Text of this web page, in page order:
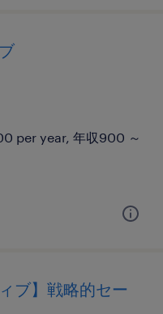
per year, 年収900 ～
ブ】戦略的セー